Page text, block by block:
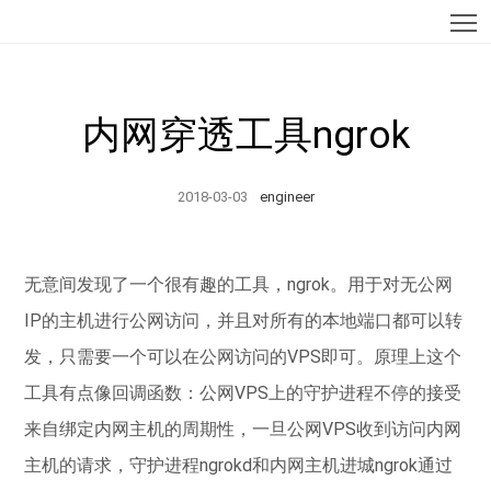
内网穿透工具ngrok
2018-03-03 engineer
无意间发现了一个很有趣的工具，ngrok。用于对无公网
IP的主机进行公网访问，并且对所有的本地端口都可以转
发，只需要一个可以在公网访问的VPS即可。原理上这个
工具有点像回调函数：公网VPS上的守护进程不停的接受
来自绑定内网主机的周期性，一旦公网VPS收到访问内网
主机的请求，守护进程ngrokd和内网主机进城ngrok通过